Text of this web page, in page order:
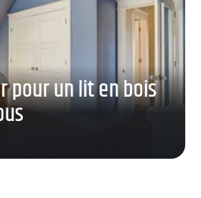
pour un lit en bois